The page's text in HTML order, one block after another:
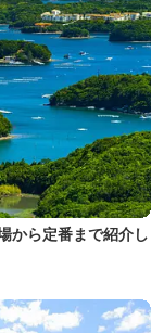
から定番まで紹介し